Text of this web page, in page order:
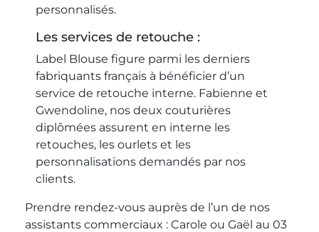
personnalisés.
Les services de retouche :
Label Blouse figure parmi les derniers
fabriquants français à bénéficier d’un
service de retouche interne. Fabienne et
Gwendoline, nos deux couturières
diplômées assurent en interne les
retouches, les ourlets et les
personnalisations demandés par nos
clients.
Prendre rendez-vous auprès de l’un de nos
assistants commerciaux : Carole ou Gaël au 03